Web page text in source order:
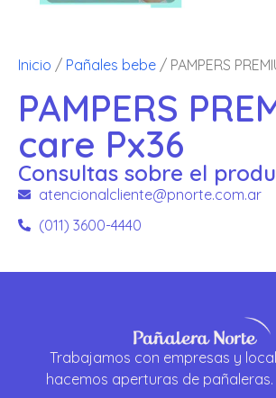
Inicio / Pañales bebe / PAMPERS
PAMPERS
care Px36
Consultas sobre el
atencionalcliente@pnorte.com.ar
(011) 3600-4440
Trabajamos con empresas y
hacemos aperturas de pañaleras.